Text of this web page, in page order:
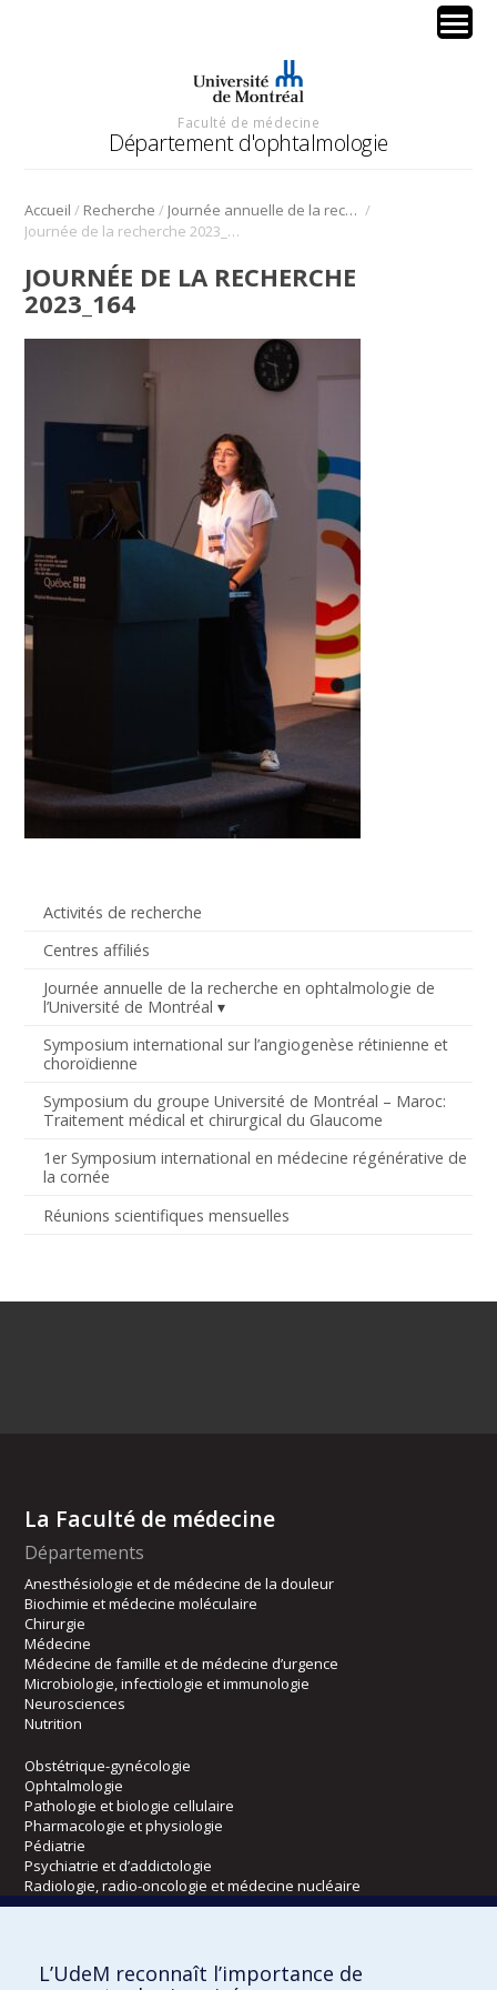
Faculté de médecine
Département d'ophtalmologie
Accueil / Recherche / Journée annuelle de la recherche en ophtalmologie de l’Université de Montréal /
Journée de la recherche 2023_164
Activités de recherche
Centres affiliés
Journée annuelle de la recherche en ophtalmologie de
l’Université de Montréal
Symposium international sur l’angiogenèse rétinienne et
choroïdienne
Symposium du groupe Université de Montréal – Maroc:
Traitement médical et chirurgical du Glaucome
1er Symposium international en médecine régénérative de
la cornée
Réunions scientifiques mensuelles
JOURNÉE DE LA RECHERCHE
2023_164
La Faculté de médecine
Départements
Anesthésiologie et de médecine de la douleur
Biochimie et médecine moléculaire
Chirurgie
Médecine
Médecine de famille et de médecine d’urgence
Microbiologie, infectiologie et immunologie
Neurosciences
Nutrition
Obstétrique-gynécologie
Ophtalmologie
Pathologie et biologie cellulaire
Pharmacologie et physiologie
Pédiatrie
Psychiatrie et d’addictologie
Radiologie, radio-oncologie et médecine nucléaire
Écoles
L’UdeM reconnaît l’importance de